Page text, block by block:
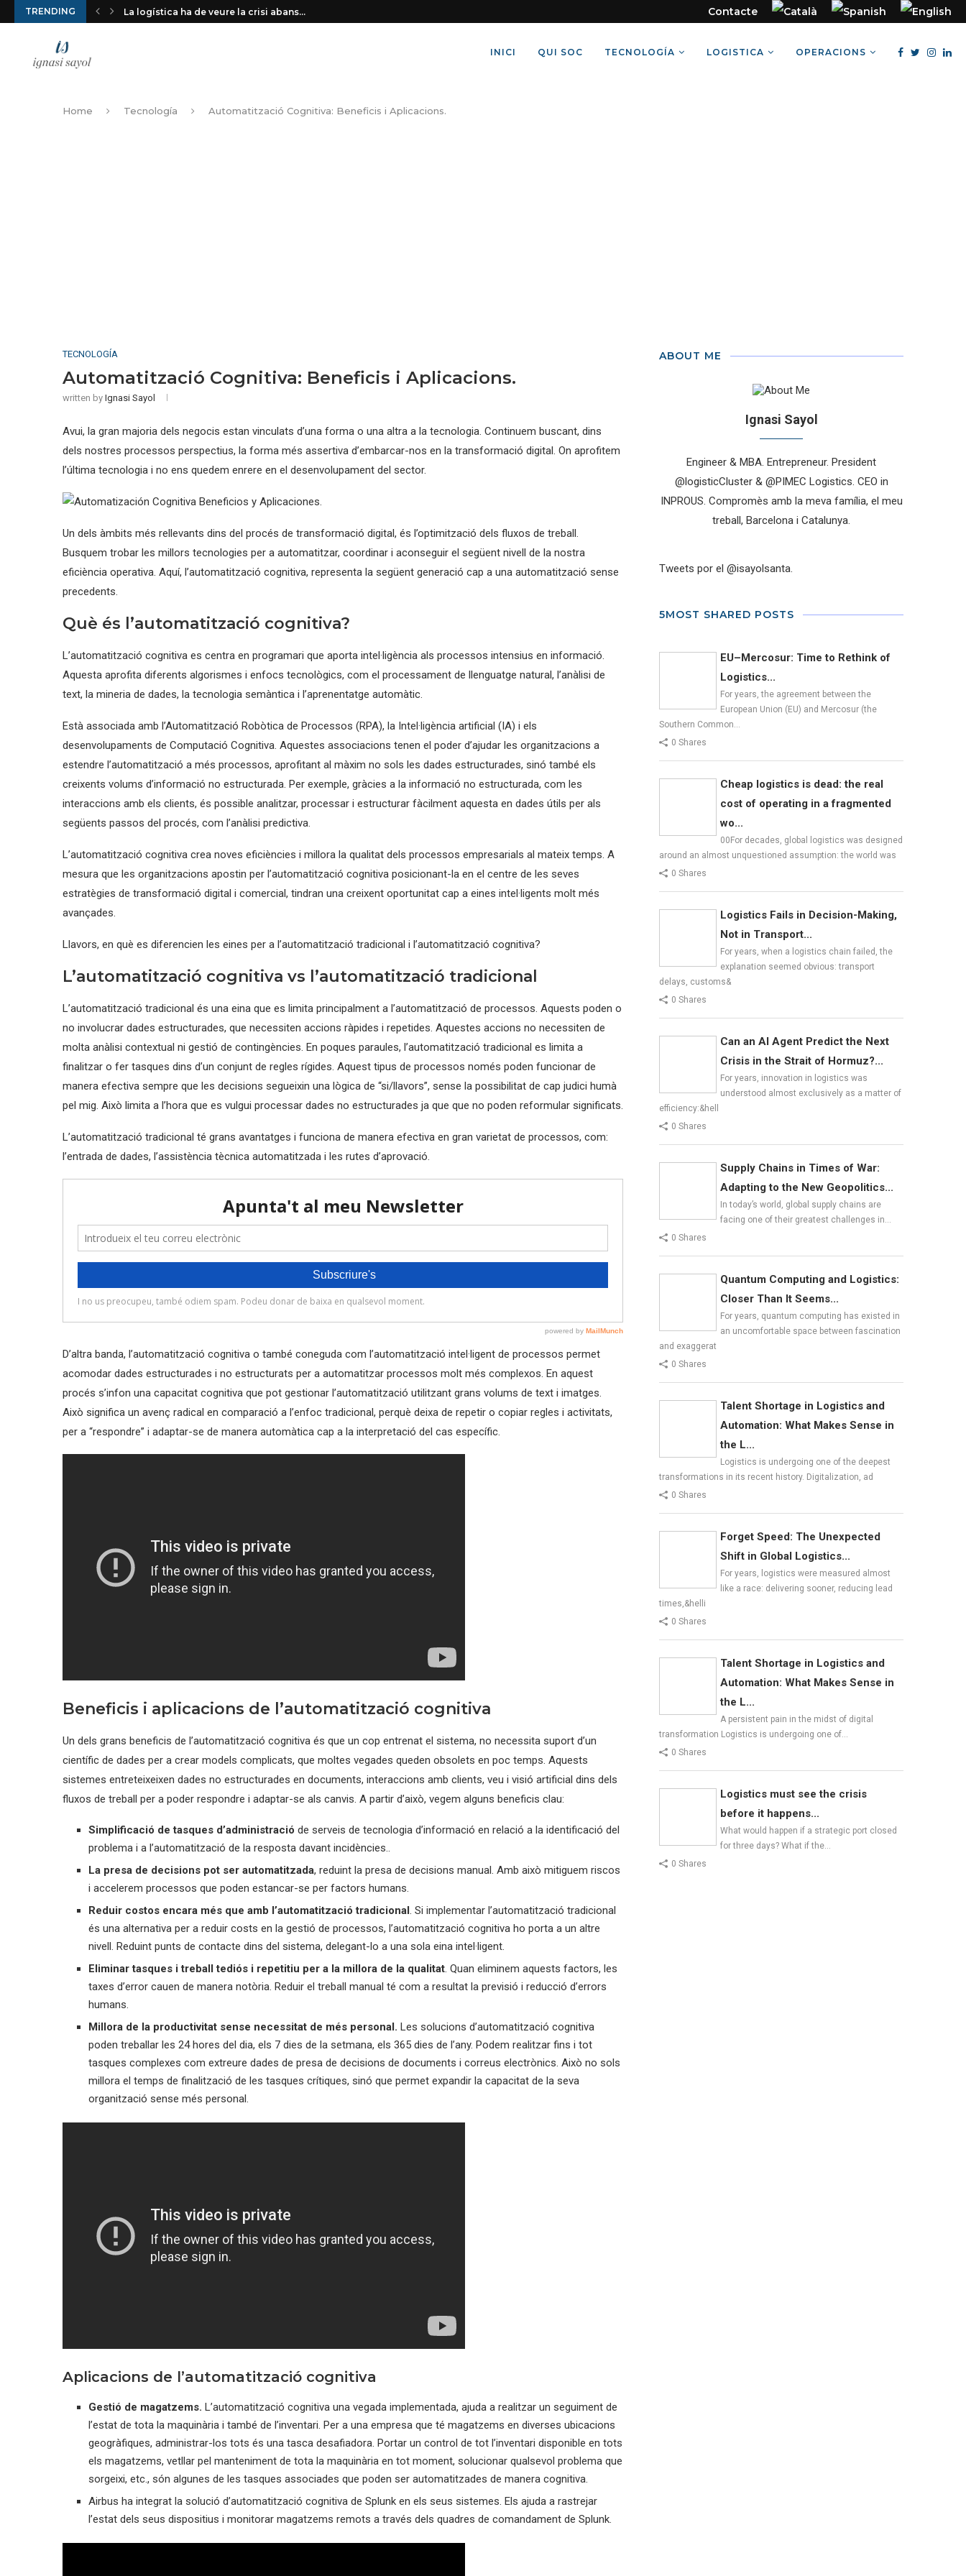
TRENDING La logística ha de veure la crisi abans... Contacte
INICI QUI SOC TECNOLOGÍA LOGISTICA OPERACIONS
Home Tecnología Automatització Cognitiva: Beneficis i Aplicacions.
TECNOLOGÍA
Automatització Cognitiva: Beneficis i Aplicacions.
written by Ignasi Sayol
Avui, la gran majoria dels negocis estan vinculats d’una forma o una altra a la tecnologia. Continuem buscant, dins
dels nostres processos perspectius, la forma més assertiva d’embarcar-nos en la transformació digital. On aprofitem
l’última tecnologia i no ens quedem enrere en el desenvolupament del sector.
Un dels àmbits més rellevants dins del procés de transformació digital, és l’optimització dels fluxos de treball.
Busquem trobar les millors tecnologies per a automatitzar, coordinar i aconseguir el següent nivell de la nostra
eficiència operativa. Aquí, l’automatització cognitiva, representa la següent generació cap a una automatització sense
precedents.
Què és l’automatització cognitiva?
L’automatització cognitiva es centra en programari que aporta intel·ligència als processos intensius en informació.
Aquesta aprofita diferents algorismes i enfocs tecnològics, com el processament de llenguatge natural, l’anàlisi de
text, la mineria de dades, la tecnologia semàntica i l’aprenentatge automàtic.
Està associada amb l’Automatització Robòtica de Processos (RPA), la Intel·ligència artificial (IA) i els
desenvolupaments de Computació Cognitiva. Aquestes associacions tenen el poder d’ajudar les organitzacions a
estendre l’automatització a més processos, aprofitant al màxim no sols les dades estructurades, sinó també els
creixents volums d’informació no estructurada. Per exemple, gràcies a la informació no estructurada, com les
interaccions amb els clients, és possible analitzar, processar i estructurar fàcilment aquesta en dades útils per als
següents passos del procés, com l’anàlisi predictiva.
L’automatització cognitiva crea noves eficiències i millora la qualitat dels processos empresarials al mateix temps. A
mesura que les organitzacions apostin per l’automatització cognitiva posicionant-la en el centre de les seves
estratègies de transformació digital i comercial, tindran una creixent oportunitat cap a eines intel·ligents molt més
avançades.
Llavors, en què es diferencien les eines per a l’automatització tradicional i l’automatització cognitiva?
L’automatització cognitiva vs l’automatització tradicional
L’automatització tradicional és una eina que es limita principalment a l’automatització de processos. Aquests poden o
no involucrar dades estructurades, que necessiten accions ràpides i repetides. Aquestes accions no necessiten de
molta anàlisi contextual ni gestió de contingències. En poques paraules, l’automatització tradicional es limita a
finalitzar o fer tasques dins d’un conjunt de regles rígides. Aquest tipus de processos només poden funcionar de
manera efectiva sempre que les decisions segueixin una lògica de “si/llavors”, sense la possibilitat de cap judici humà
pel mig. Això limita a l’hora que es vulgui processar dades no estructurades ja que que no poden reformular significats.
L’automatització tradicional té grans avantatges i funciona de manera efectiva en gran varietat de processos, com:
l’entrada de dades, l’assistència tècnica automatitzada i les rutes d’aprovació.
D’altra banda, l’automatització cognitiva o també coneguda com l’automatització intel·ligent de processos permet
acomodar dades estructurades i no estructurats per a automatitzar processos molt més complexos. En aquest
procés s’infon una capacitat cognitiva que pot gestionar l’automatització utilitzant grans volums de text i imatges.
Això significa un avenç radical en comparació a l’enfoc tradicional, perquè deixa de repetir o copiar regles i activitats,
per a “respondre” i adaptar-se de manera automàtica cap a la interpretació del cas específic.
Beneficis i aplicacions de l’automatització cognitiva
Un dels grans beneficis de l’automatització cognitiva és que un cop entrenat el sistema, no necessita suport d’un
científic de dades per a crear models complicats, que moltes vegades queden obsolets en poc temps. Aquests
sistemes entreteixeixen dades no estructurades en documents, interaccions amb clients, veu i visió artificial dins dels
fluxos de treball per a poder respondre i adaptar-se als canvis. A partir d’això, vegem alguns beneficis clau:
Simplificació de tasques d’administració de serveis de tecnologia d’informació en relació a la identificació del
problema i a l’automatització de la resposta davant incidències..
La presa de decisions pot ser automatitzada, reduint la presa de decisions manual. Amb això mitiguem riscos
i accelerem processos que poden estancar-se per factors humans.
Reduir costos encara més que amb l’automatització tradicional. Si implementar l’automatització tradicional
és una alternativa per a reduir costs en la gestió de processos, l’automatització cognitiva ho porta a un altre
nivell. Reduint punts de contacte dins del sistema, delegant-lo a una sola eina intel·ligent.
Eliminar tasques i treball tediós i repetitiu per a la millora de la qualitat. Quan eliminem aquests factors, les
taxes d’error cauen de manera notòria. Reduir el treball manual té com a resultat la previsió i reducció d’errors
humans.
Millora de la productivitat sense necessitat de més personal. Les solucions d’automatització cognitiva
poden treballar les 24 hores del dia, els 7 dies de la setmana, els 365 dies de l’any. Podem realitzar fins i tot
tasques complexes com extreure dades de presa de decisions de documents i correus electrònics. Això no sols
millora el temps de finalització de les tasques crítiques, sinó que permet expandir la capacitat de la seva
organització sense més personal.
Aplicacions de l’automatització cognitiva
Gestió de magatzems. L’automatització cognitiva una vegada implementada, ajuda a realitzar un seguiment de
l’estat de tota la maquinària i també de l’inventari. Per a una empresa que té magatzems en diverses ubicacions
geogràfiques, administrar-los tots és una tasca desafiadora. Portar un control de tot l’inventari disponible en tots
els magatzems, vetllar pel manteniment de tota la maquinària en tot moment, solucionar qualsevol problema que
sorgeixi, etc., són algunes de les tasques associades que poden ser automatitzades de manera cognitiva.
Airbus ha integrat la solució d’automatització cognitiva de Splunk en els seus sistemes. Els ajuda a rastrejar
l’estat dels seus dispositius i monitorar magatzems remots a través dels quadres de comandament de Splunk.
ABOUT ME
Ignasi Sayol
Engineer & MBA. Entrepreneur. President
@logisticCluster & @PIMEC Logistics. CEO in
INPROUS. Compromès amb la meva família, el meu
treball, Barcelona i Catalunya.
Tweets por el @isayolsanta.
5MOST SHARED POSTS
EU–Mercosur: Time to Rethink of
Logistics...
For years, the agreement between the
European Union (EU) and Mercosur (the
Southern Common…
0 Shares
Cheap logistics is dead: the real
cost of operating in a fragmented
wo...
00For decades, global logistics was designed
around an almost unquestioned assumption: the world was
0 Shares
Logistics Fails in Decision-Making,
Not in Transport...
For years, when a logistics chain failed, the
explanation seemed obvious: transport
delays, customs&
0 Shares
Can an AI Agent Predict the Next
Crisis in the Strait of Hormuz?...
For years, innovation in logistics was
understood almost exclusively as a matter of
efficiency:&hell
0 Shares
Supply Chains in Times of War:
Adapting to the New Geopolitics...
In today’s world, global supply chains are
facing one of their greatest challenges in…
0 Shares
Quantum Computing and Logistics:
Closer Than It Seems...
For years, quantum computing has existed in
an uncomfortable space between fascination
and exaggerat
0 Shares
Talent Shortage in Logistics and
Automation: What Makes Sense in
the L...
Logistics is undergoing one of the deepest
transformations in its recent history. Digitalization, ad
0 Shares
Forget Speed: The Unexpected
Shift in Global Logistics...
For years, logistics were measured almost
like a race: delivering sooner, reducing lead
times,&helli
0 Shares
Talent Shortage in Logistics and
Automation: What Makes Sense in
the L...
A persistent pain in the midst of digital
transformation Logistics is undergoing one of…
0 Shares
Logistics must see the crisis
before it happens...
What would happen if a strategic port closed
for three days? What if the…
0 Shares